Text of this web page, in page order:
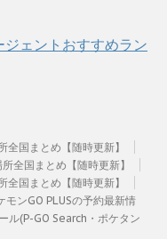
ェントおすすめラン
全国まとめ【随時更新】
全国まとめ【随時更新】
全国まとめ【随時更新】
モンGO PLUSの予約最新情
ル(P-GO Search・ポケタン